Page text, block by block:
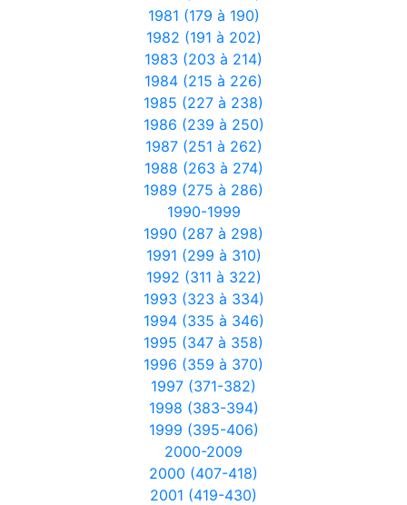
1981 (179 à 190)
1982 (191 à 202)
1983 (203 à 214)
1984 (215 à 226)
1985 (227 à 238)
1986 (239 à 250)
1987 (251 à 262)
1988 (263 à 274)
1989 (275 à 286)
1990-1999
1990 (287 à 298)
1991 (299 à 310)
1992 (311 à 322)
1993 (323 à 334)
1994 (335 à 346)
1995 (347 à 358)
1996 (359 à 370)
1997 (371-382)
1998 (383-394)
1999 (395-406)
2000-2009
2000 (407-418)
2001 (419-430)